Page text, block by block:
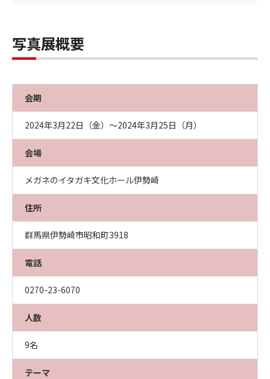
写真展概要
会期
2024年3月22日（金）～2024年3月25日（月）
会場
メガネのイタガキ文化ホール伊勢崎
住所
群馬県伊勢崎市昭和町3918
電話
0270-23-6070
人数
9名
テーマ